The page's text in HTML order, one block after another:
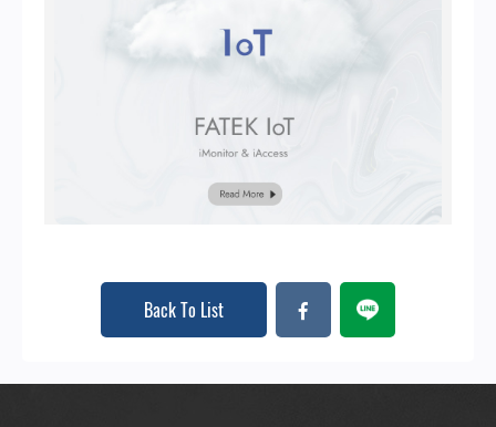
Back To List